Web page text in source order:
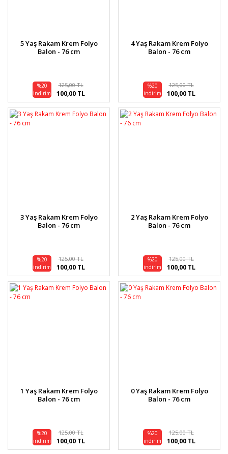
5 Yaş Rakam Krem Folyo
Balon - 76 cm
%20
indirim
125,00 TL
100,00 TL
4 Yaş Rakam Krem Folyo
Balon - 76 cm
%20
indirim
125,00 TL
100,00 TL
3 Yaş Rakam Krem Folyo
Balon - 76 cm
%20
indirim
125,00 TL
100,00 TL
2 Yaş Rakam Krem Folyo
Balon - 76 cm
%20
indirim
125,00 TL
100,00 TL
1 Yaş Rakam Krem Folyo
Balon - 76 cm
%20
indirim
125,00 TL
100,00 TL
0 Yaş Rakam Krem Folyo
Balon - 76 cm
%20
indirim
125,00 TL
100,00 TL